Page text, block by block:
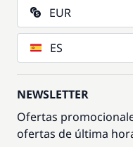
EUR
ES
NEWSLETTER
Ofertas
ofertas de última